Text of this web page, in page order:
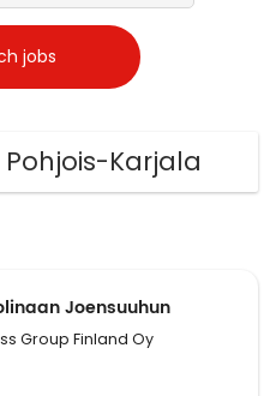
Karjala
Joensuuhun
Group Finland Oy